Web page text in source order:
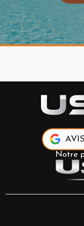
Notre